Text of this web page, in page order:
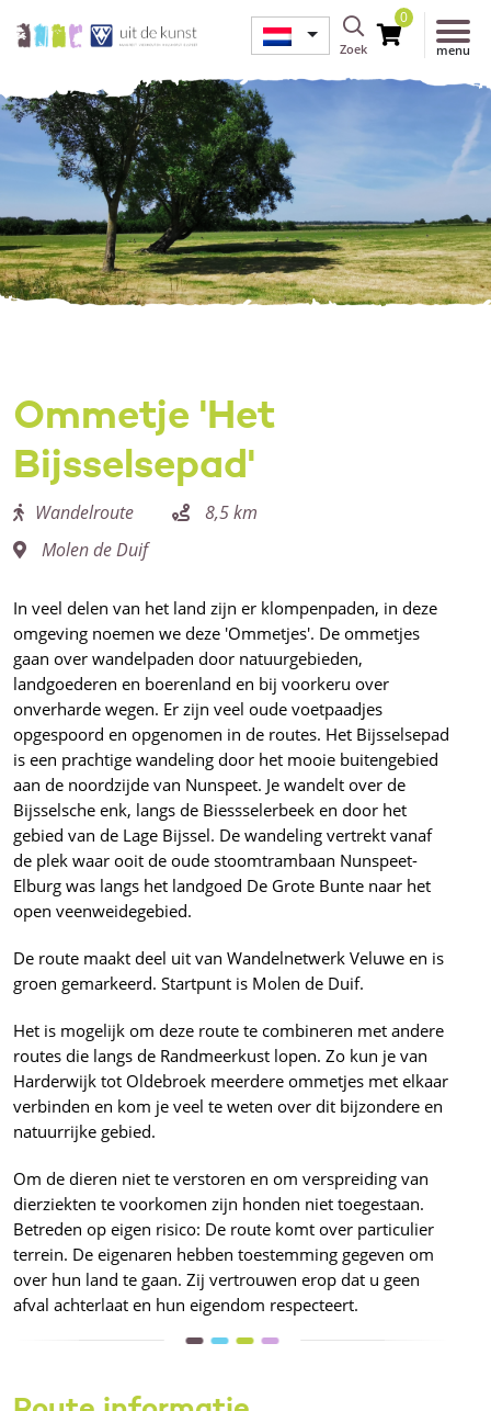
Zoek
0
menu
Ommetje 'Het
Bijsselsepad'
Wandelroute
8,5 km
Molen de Duif
In veel delen van het land zijn er klompenpaden, in deze
omgeving noemen we deze 'Ommetjes'. De ommetjes
gaan over wandelpaden door natuurgebieden,
landgoederen en boerenland en bij voorkeru over
onverharde wegen. Er zijn veel oude voetpaadjes
opgespoord en opgenomen in de routes. Het Bijsselsepad
is een prachtige wandeling door het mooie buitengebied
aan de noordzijde van Nunspeet. Je wandelt over de
Bijsselsche enk, langs de Biessselerbeek en door het
gebied van de Lage Bijssel. De wandeling vertrekt vanaf
de plek waar ooit de oude stoomtrambaan Nunspeet-
Elburg was langs het landgoed De Grote Bunte naar het
open veenweidegebied.
De route maakt deel uit van Wandelnetwerk Veluwe en is
groen gemarkeerd. Startpunt is Molen de Duif.
Het is mogelijk om deze route te combineren met andere
routes die langs de Randmeerkust lopen. Zo kun je van
Harderwijk tot Oldebroek meerdere ommetjes met elkaar
verbinden en kom je veel te weten over dit bijzondere en
natuurrijke gebied.
Om de dieren niet te verstoren en om verspreiding van
dierziekten te voorkomen zijn honden niet toegestaan.
Betreden op eigen risico: De route komt over particulier
terrein. De eigenaren hebben toestemming gegeven om
over hun land te gaan. Zij vertrouwen erop dat u geen
afval achterlaat en hun eigendom respecteert.